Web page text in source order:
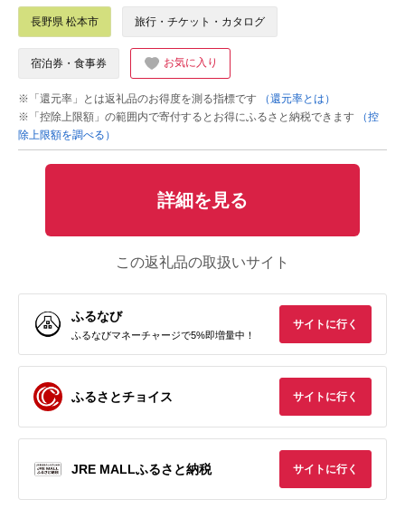
長野県 松本市 旅行・チケット・カタログ
宿泊券・食事券 お気に入り
※「還元率」とは返礼品のお得度を測る指標です
（還元率とは）
※「控除上限額」の範囲内で寄付するとお得にふるさと納税できます
（控
除上限額を調べる）
詳細を見る
この返礼品の取扱いサイト
ふるなび
ふるなびマネーチャージで5%即増量中！
サイトに行く
ふるさとチョイス サイトに行く
JRE MALLふるさと納税 サイトに行く